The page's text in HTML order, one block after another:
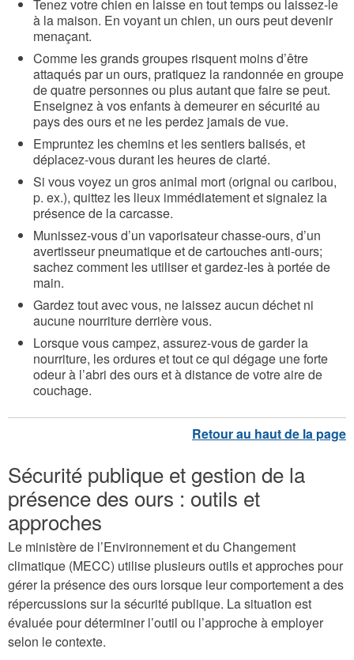
Tenez votre chien en laisse en tout temps ou laissez-le
à la maison. En voyant un chien, un ours peut devenir
menaçant.
Comme les grands groupes risquent moins d’être
attaqués par un ours, pratiquez la randonnée en groupe
de quatre personnes ou plus autant que faire se peut.
Enseignez à vos enfants à demeurer en sécurité au
pays des ours et ne les perdez jamais de vue.
Empruntez les chemins et les sentiers balisés, et
déplacez-vous durant les heures de clarté.
Si vous voyez un gros animal mort (orignal ou caribou,
p. ex.), quittez les lieux immédiatement et signalez la
présence de la carcasse.
Munissez-vous d’un vaporisateur chasse-ours, d’un
avertisseur pneumatique et de cartouches anti-ours;
sachez comment les utiliser et gardez-les à portée de
main.
Gardez tout avec vous, ne laissez aucun déchet ni
aucune nourriture derrière vous.
Lorsque vous campez, assurez-vous de garder la
nourriture, les ordures et tout ce qui dégage une forte
odeur à l’abri des ours et à distance de votre aire de
couchage.
Sécurité publique et gestion de la
présence des ours : outils et
approches
Le ministère de l’Environnement et du Changement
climatique (MECC) utilise plusieurs outils et approches pour
gérer la présence des ours lorsque leur comportement a des
répercussions sur la sécurité publique. La situation est
évaluée pour déterminer l’outil ou l’approche à employer
selon le contexte.